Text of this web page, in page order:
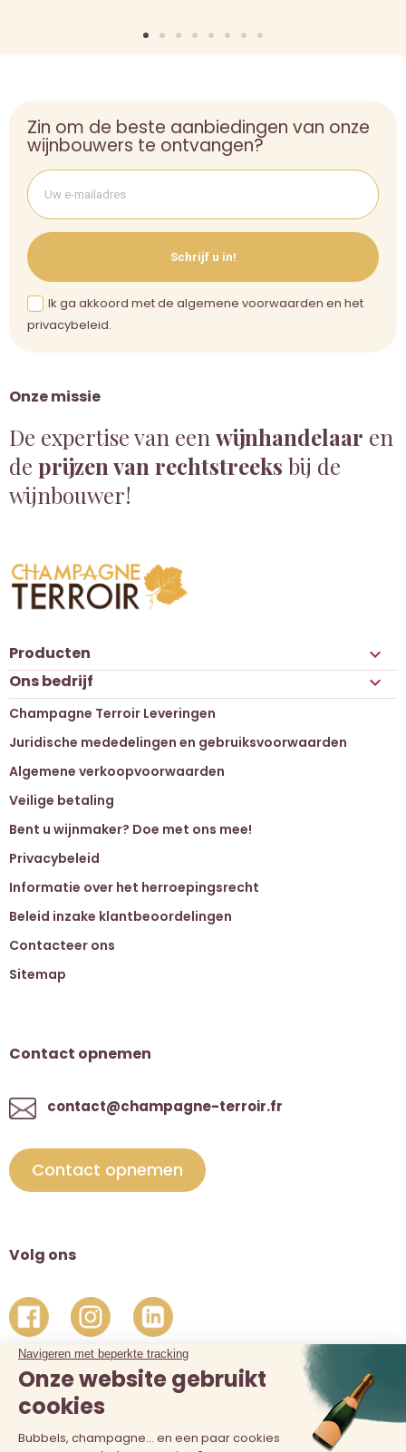
Onze missie
De expertise van een wijnhandelaar en
de prijzen van rechtstreeks bij de
wijnbouwer!
Zin om de beste aanbiedingen van onze
wijnbouwers te ontvangen?
Schrijf u in!
Ik ga akkoord met de algemene voorwaarden en het
privacybeleid.
Producten 
Ons bedrijf 
Champagne Terroir Leveringen
Juridische mededelingen en gebruiksvoorwaarden
Algemene verkoopvoorwaarden
Veilige betaling
Bent u wijnmaker? Doe met ons mee!
Privacybeleid
Informatie over het herroepingsrecht
Beleid inzake klantbeoordelingen
Contacteer ons
Sitemap
Contact opnemen
contact@champagne-terroir.fr
Contact opnemen
Volg ons